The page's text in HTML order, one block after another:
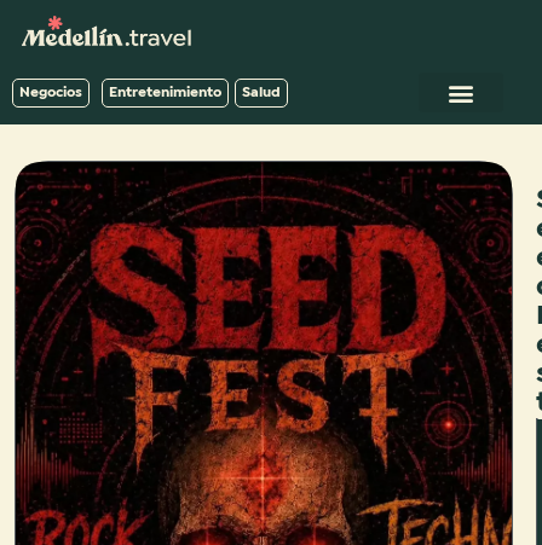
Negocios Entretenimiento Salud